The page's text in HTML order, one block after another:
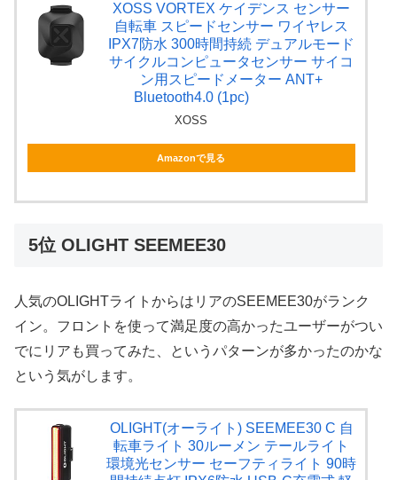
XOSS VORTEX ケイデンス センサー
自転車 スピードセンサー ワイヤレス
IPX7防水 300時間持続 デュアルモード
サイクルコンピュータセンサー サイコ
ン用スピードメーター ANT+
Bluetooth4.0 (1pc)
XOSS
Amazonで見る
5位 OLIGHT SEEMEE30
人気のOLIGHTライトからはリアのSEEMEE30がランク
イン。フロントを使って満足度の高かったユーザーがつい
でにリアも買ってみた、というパターンが多かったのかな
という気がします。
OLIGHT(オーライト) SEEMEE30 C 自
転車ライト 30ルーメン テールライト
環境光センサー セーフティライト 90時